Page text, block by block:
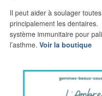
Il peut aider à soulager
principalement les dentaires.
système immunitaire pour
l’asthme. Voir la boutique